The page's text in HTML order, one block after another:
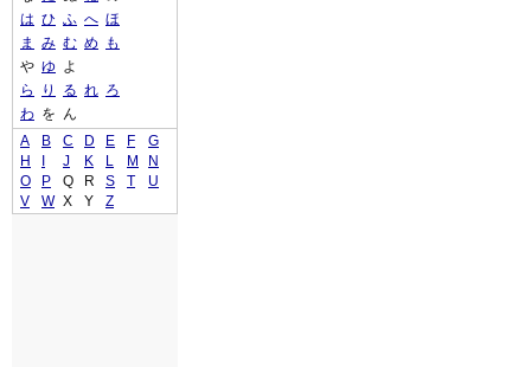
は ひ ふ へ ほ
ま
み む め
も
や ゆ よ
ら
り る れ ろ
わ を ん
A
B C D E F
G
H
J K L M
N
O
P Q R S T
U
V
W X Y Z